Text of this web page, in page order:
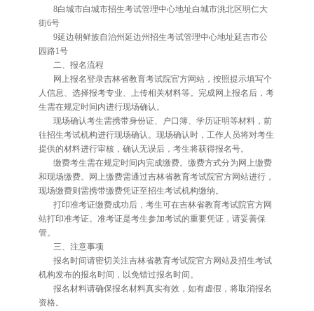
8白城市白城市招生考试管理中心地址白城市洮北区明仁大
街6号
9延边朝鲜族自治州延边州招生考试管理中心地址延吉市公
园路1号
二、报名流程
网上报名登录吉林省教育考试院官方网站，按照提示填写个
人信息、选择报考专业、上传相关材料等。完成网上报名后，考
生需在规定时间内进行现场确认。
现场确认考生需携带身份证、户口簿、学历证明等材料，前
往招生考试机构进行现场确认。现场确认时，工作人员将对考生
提供的材料进行审核，确认无误后，考生将获得报名号。
缴费考生需在规定时间内完成缴费。缴费方式分为网上缴费
和现场缴费。网上缴费需通过吉林省教育考试院官方网站进行，
现场缴费则需携带缴费凭证至招生考试机构缴纳。
打印准考证缴费成功后，考生可在吉林省教育考试院官方网
站打印准考证。准考证是考生参加考试的重要凭证，请妥善保
管。
三、注意事项
报名时间请密切关注吉林省教育考试院官方网站及招生考试
机构发布的报名时间，以免错过报名时间。
报名材料请确保报名材料真实有效，如有虚假，将取消报名
资格。